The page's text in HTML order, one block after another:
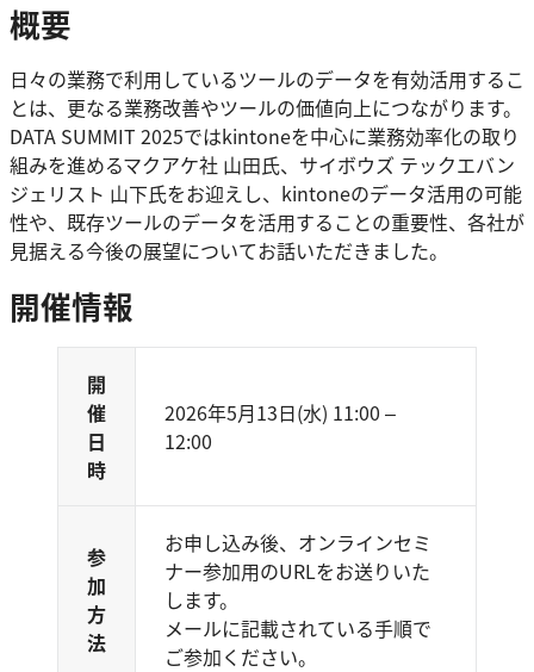
概要
日々の業務で利用しているツールのデータを有効活用するこ
とは、更なる業務改善やツールの価値向上につながります。
DATA SUMMIT 2025ではkintoneを中心に業務効率化の取り
組みを進めるマクアケ社 山田氏、サイボウズ テックエバン
ジェリスト 山下氏をお迎えし、kintoneのデータ活用の可能
性や、既存ツールのデータを活用することの重要性、各社が
見据える今後の展望についてお話いただきました。
開催情報
開
催
日
時
2026年5月13日(水) 11:00 –
12:00
参
加
方
法
お申し込み後、オンラインセミ
ナー参加用のURLをお送りいた
します。
メールに記載されている手順で
ご参加ください。